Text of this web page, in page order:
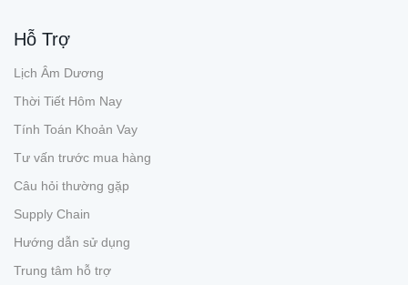
Hỗ Trợ
Lịch Âm Dương
Thời Tiết Hôm Nay
Tính Toán Khoản Vay
Tư vấn trước mua hàng
Câu hỏi thường gặp
Supply Chain
Hướng dẫn sử dụng
Trung tâm hỗ trợ